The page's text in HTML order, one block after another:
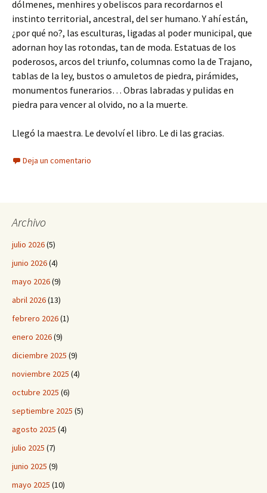
dólmenes, menhires y obeliscos para recordarnos el
instinto territorial, ancestral, del ser humano. Y ahí están,
¿por qué no?, las esculturas, ligadas al poder municipal, que
adornan hoy las rotondas, tan de moda. Estatuas de los
poderosos, arcos del triunfo, columnas como la de Trajano,
tablas de la ley, bustos o amuletos de piedra, pirámides,
monumentos funerarios… Obras labradas y pulidas en
piedra para vencer al olvido, no a la muerte.
Llegó la maestra. Le devolví el libro. Le di las gracias.
Deja un comentario
Archivo
julio 2026(5)
junio 2026(4)
mayo 2026(9)
abril 2026(13)
febrero 2026(1)
enero 2026(9)
diciembre 2025 (9)
noviembre 2025 (4)
octubre 2025 (6)
septiembre 2025 (5)
agosto 2025 (4)
julio 2025 (7)
junio 2025 (9)
mayo 2025 (10)